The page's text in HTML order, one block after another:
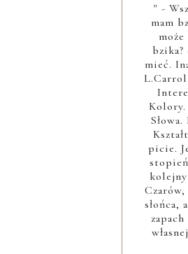
" -
mam
mieć.
Kolory.
picie.
słońca,